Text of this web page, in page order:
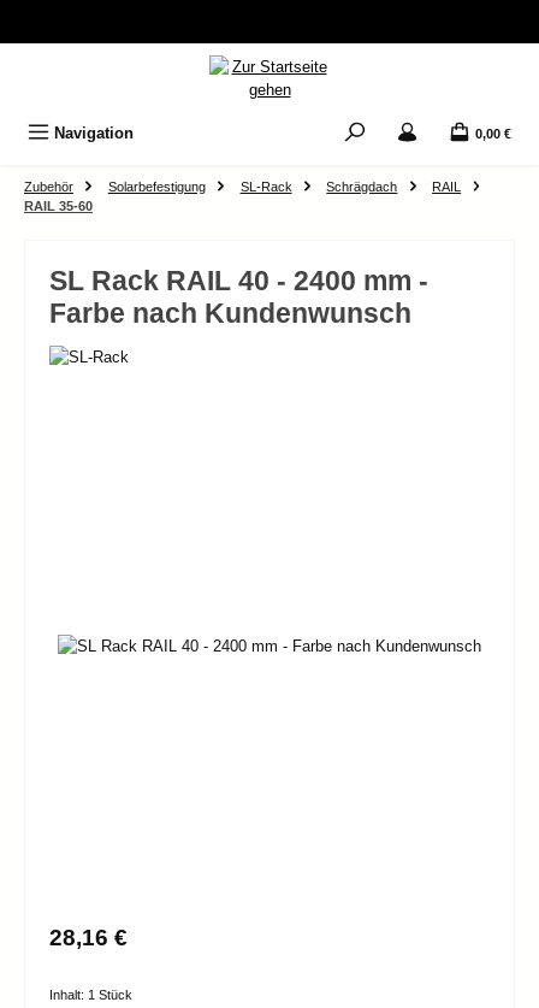
Navigation 0,00 €
Zubehör Solarbefestigung SL-Rack Schrägdach
RAIL
RAIL 35-60
SL Rack RAIL 40 - 2400 mm -
Farbe nach Kundenwunsch
Bildergalerie überspringen
Regulärer Preis:
28,16 €
Inhalt: 1 Stück